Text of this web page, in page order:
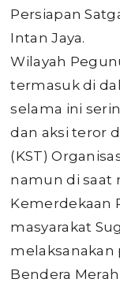
Persiapan
Intan Jaya.
Wilayah
termasuk di
selama ini
dan aksi teror
(KST)
namun di saat
Kemerdekaan
masyarakat
melaksanakan
Bendera